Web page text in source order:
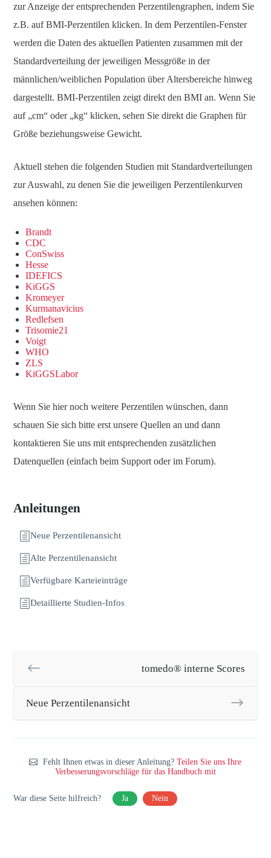
zur Anzeige der entsprechenden Perzentilengraphen, indem Sie
z.B. auf BMI-Perzentilen klicken. In dem Perzentilen-Fenster
werden die Daten des aktuellen Patienten zusammen mit der
Standardverteilung der jeweiligen Messgröße in der
männlichen/weiblichen Population über Altersbereiche hinweg
dargestellt. BMI-Perzentilen zeigt direkt den BMI an. Wenn Sie
auf „cm“ oder „kg“ klicken, sehen Sie direkt die Graphen für
Größe beziehungsweise Gewicht.
Aktuell stehen die folgenden Studien mit Standardverteilungen
zur Auswahl, zu denen Sie die jeweiligen Perzentilenkurven
ansehen können:
Brandt
CDC
ConSwiss
Hesse
IDEFICS
KiGGS
Kromeyer
Kurmanavicius
Redlefsen
Trisomie21
Voigt
WHO
ZLS
KiGGSLabor
Wenn Sie hier noch weitere Perzentilen wünschen, dann
schauen Sie sich bitte erst unsere Quellen an und dann
kontaktieren Sie uns mit entsprechenden zusätzlichen
Datenquellen (einfach beim Support oder im Forum).
Anleitungen
Neue Perzentilenansicht
Alte Perzentilenansicht
Verfügbare Karteieinträge
Detaillierte Studien-Infos
tomedo® interne Scores
Neue Perzentilenansicht
Fehlt Ihnen etwas in dieser Anleitung?Teilen Sie uns Ihre
Verbesserungsvorschläge für das Handbuch mit
War diese Seite hilfreich? Ja Nein